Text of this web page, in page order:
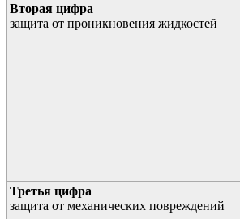
Вторая цифра
защита от проникновения жидкостей
Третья цифра
защита от механических повреждений